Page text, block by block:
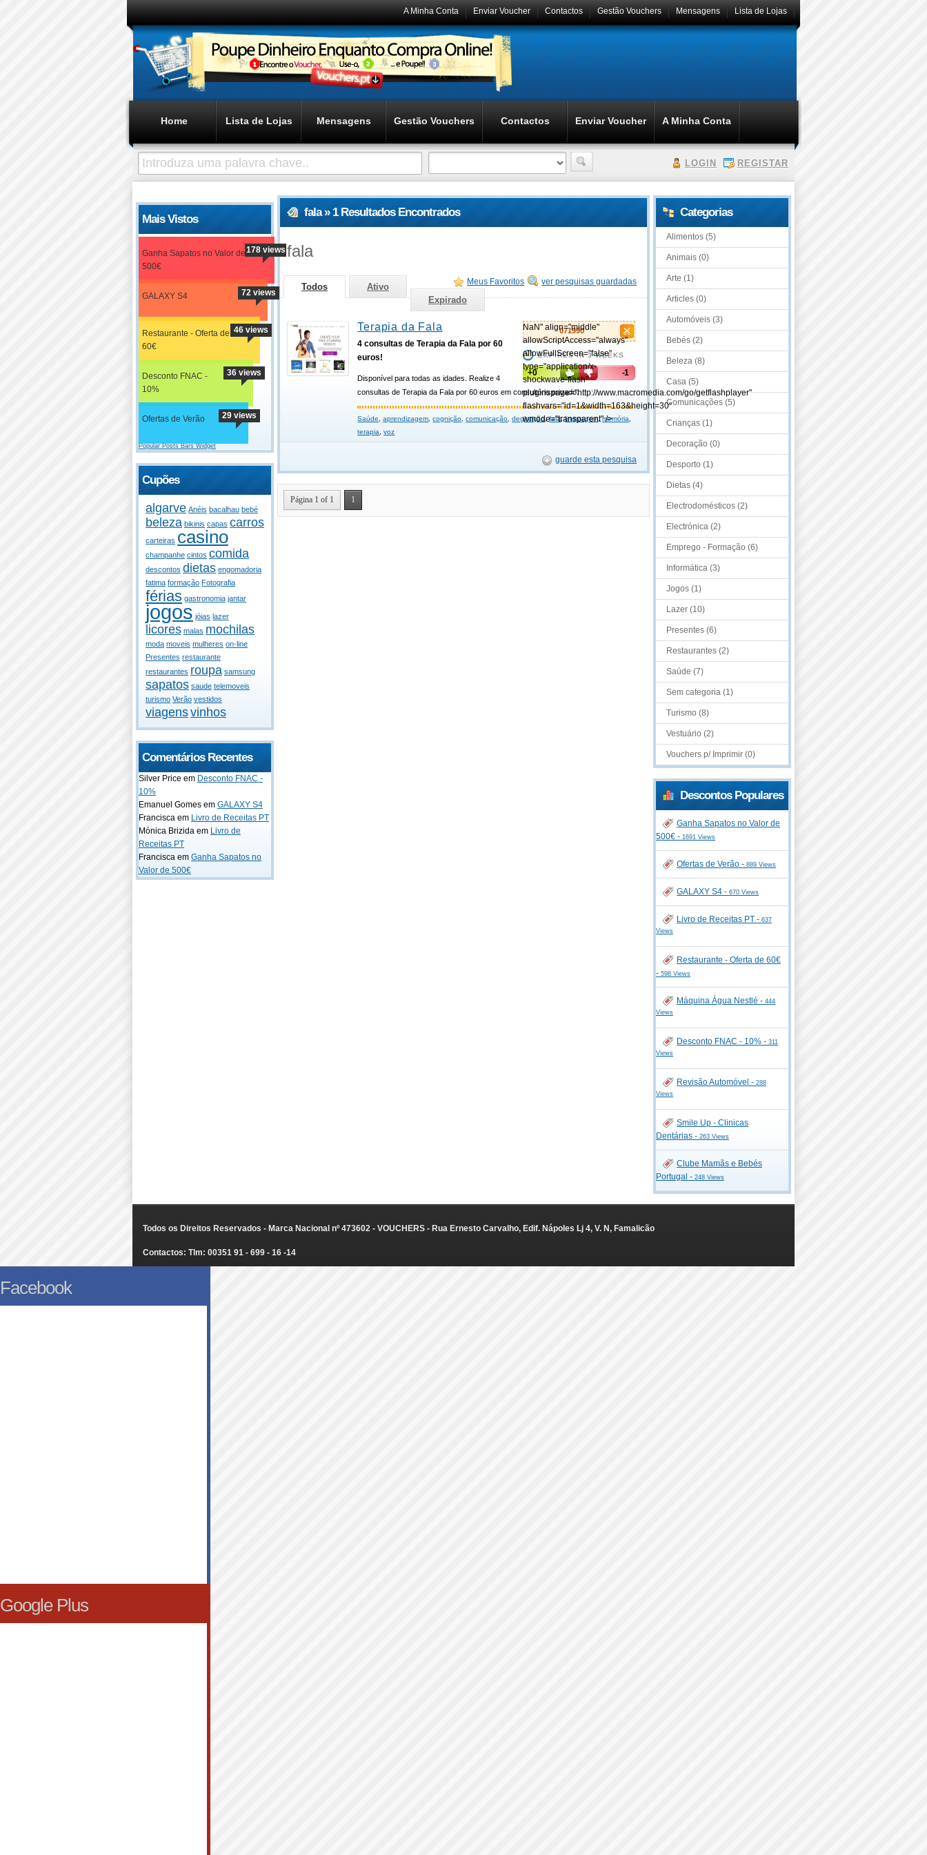
Lista de Lojas
Mensagens
Gestão Vouchers
Contactos
Enviar Voucher
A Minha Conta
Home Lista de Lojas Mensagens Gestão Vouchers Contactos Enviar Voucher A Minha Conta
LOGIN REGISTAR
Mais Vistos
Ganha Sapatos no Valor de
500€
178 views
GALAXY S4 72 views
Restaurante - Oferta de
60€
46 views
Desconto FNAC -
10%
36 views
Ofertas de Verão 29 views
Popular Posts Bars Widget
Cupões
algarve Anéis bacalhau bebé
beleza bikinis capas carros
carteiras casino
champanhe cintos comida
descontos dietas engomadoria
fatima formação Fotografia
férias gastronomia jantar
jogos jóias lazer
licores malas mochilas
moda moveis mulheres on-line
Presentes restaurante
restaurantes roupa samsung
sapatos saude telemoveis
turismo Verão vestidos
viagensvinhos
Comentários Recentes
Silver Price em Desconto FNAC -
10%
Emanuel Gomes em GALAXY S4
Francisca em Livro de Receitas PT
Mónica Brizida em Livro de
Receitas PT
Francisca em Ganha Sapatos no
Valor de 500€
fala » 1 Resultados Encontrados
fala
ver pesquisas guardadas
Meus Favoritos
Todos
Ativo
Expirado
071990
NaN" align="middle"
allowScriptAccess="always"
allowFullScreen="false"
type="application/x-
shockwave-flash"
pluginspage="http://www.macromedia.com/go/getflashplayer"
flashvars="id=1&width=163&height=30"
wmode="transparent" />
EXPIRES IN 3 WEEKS
+0 -1
Terapia da Fala
4 consultas de Terapia da Fala por 60
euros!
Disponível para todas as idades. Realize 4
consultas de Terapia da Fala por 60 euros em consultório privado.
Saúde ,aprendizagem ,cognição ,comunicação ,deglutição,fala,linguagem,memória
terapia
,voz
guarde esta pesquisa
Página 1 of 1 1
Categorias
Alimentos (5)
Animais (0)
Arte (1)
Articles (0)
Automóveis (3)
Bebés (2)
Beleza (8)
Casa (5)
Comunicações (5)
Crianças (1)
Decoração (0)
Desporto (1)
Dietas (4)
Electrodomésticos (2)
Electrónica (2)
Emprego - Formação (6)
Informática (3)
Jogos (1)
Lazer (10)
Presentes (6)
Restaurantes (2)
Saúde (7)
Sem categoria (1)
Turismo (8)
Vestuário (2)
Vouchers p/ Imprimir (0)
Descontos Populares
Ganha Sapatos no Valor de
500€ - 1691 Views
Ofertas de Verão - 889 Views
GALAXY S4 - 670 Views
Livro de Receitas PT - 637
Views
Restaurante - Oferta de 60€
- 598 Views
Máquina Água Nestlé - 444
Views
Desconto FNAC - 10% - 311
Views
Revisão Automóvel - 288
Views
Smile Up - Clinicas
Dentárias - 263 Views
Clube Mamãs e Bebés
Portugal - 248 Views
Todos os Direitos Reservados - Marca Nacional nº 473602 - VOUCHERS - Rua Ernesto Carvalho, Edif. Nápoles Lj 4, V. N, Famalicão
Contactos: Tlm: 00351 91 - 699 - 16 -14
Facebook
Google Plus